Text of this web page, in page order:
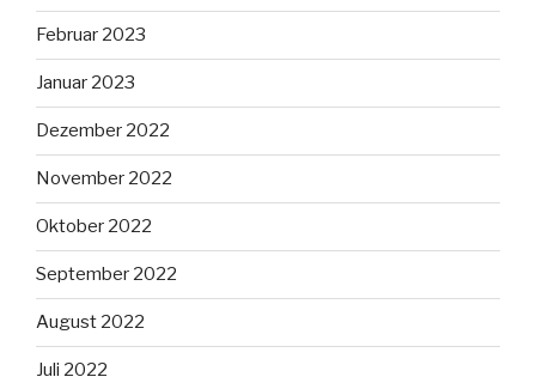
Februar 2023
Januar 2023
Dezember 2022
November 2022
Oktober 2022
September 2022
August 2022
Juli 2022